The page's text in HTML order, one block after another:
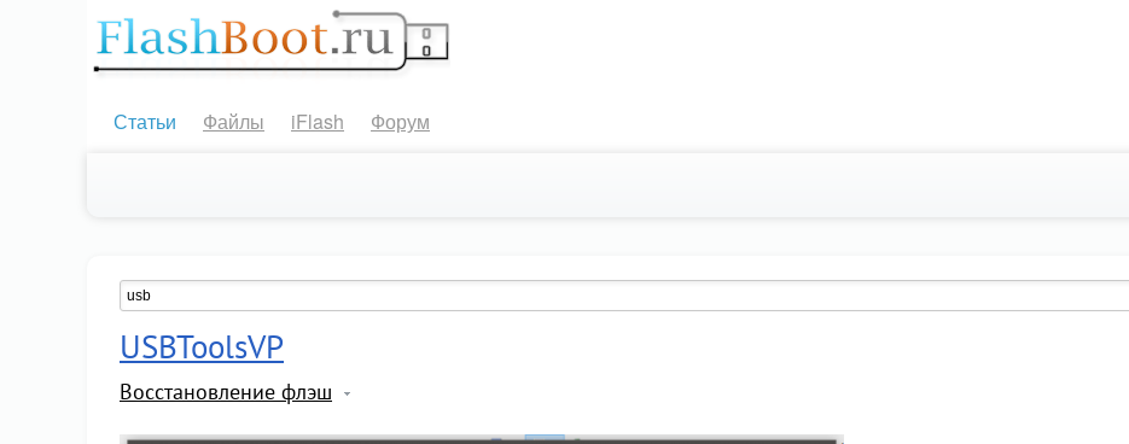
Статьи Файлы iFlash Форум
USBToolsVP
Восстановление флэш